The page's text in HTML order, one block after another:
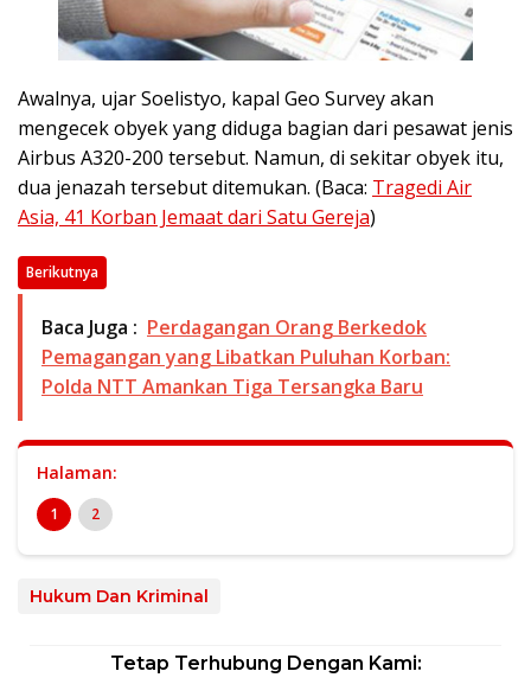
Awalnya, ujar Soelistyo, kapal Geo Survey akan
mengecek obyek yang diduga bagian dari pesawat jenis
Airbus A320-200 tersebut. Namun, di sekitar obyek itu,
dua jenazah tersebut ditemukan. (Baca: Tragedi Air
Asia, 41 Korban Jemaat dari Satu Gereja)
Berikutnya
Baca Juga : Perdagangan Orang Berkedok
Pemagangan yang Libatkan Puluhan Korban:
Polda NTT Amankan Tiga Tersangka Baru
Halaman:
1 2
Hukum Dan Kriminal
Tetap Terhubung Dengan Kami: